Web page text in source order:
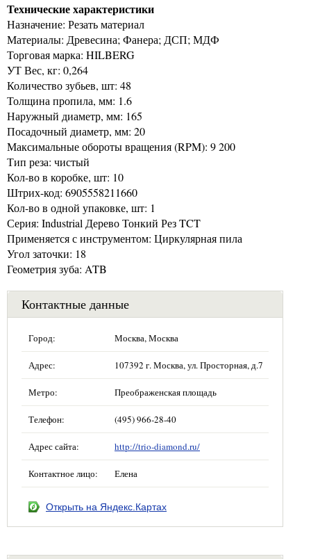
Технические характеристики
Назначение: Резать материал
Материалы: Древесина; Фанера; ДСП; МДФ
Торговая марка: HILBERG
УТ Вес, кг: 0,264
Количество зубьев, шт: 48
Толщина пропила, мм: 1.6
Наружный диаметр, мм: 165
Посадочный диаметр, мм: 20
Максимальные обороты вращения (RPM): 9 200
Тип реза: чистый
Кол-во в коробке, шт: 10
Штрих-код: 6905558211660
Кол-во в одной упаковке, шт: 1
Серия: Industrial Дерево Тонкий Рез TCT
Применяется с инструментом: Циркулярная пила
Угол заточки: 18
Геометрия зуба: ATB
Контактные данные
Город: Москва, Москва
Адрес: 107392 г. Москва, ул. Просторная, д.7
Метро: Преображенская площадь
Телефон: (495) 966-28-40
Адрес сайта: http://trio-diamond.ru/
Контактное лицо: Елена
Открыть на Яндекс.Картах